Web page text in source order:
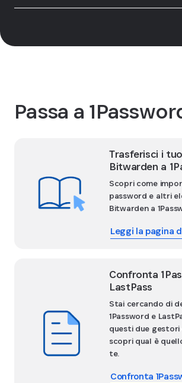
Passa a
Trasferisci i
Bitwarden a
Scopri come
password e altri
Bitwarden a
Leggi la pagina
Confronta
LastPass
Stai cercando di
1Password e
questi due gestori
scopri qual è
te.
Confronta